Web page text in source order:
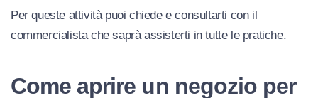
Per queste attività puoi chiede e consultarti con il
commercialista che saprà assisterti in tutte le pratiche.
Come aprire un negozio per